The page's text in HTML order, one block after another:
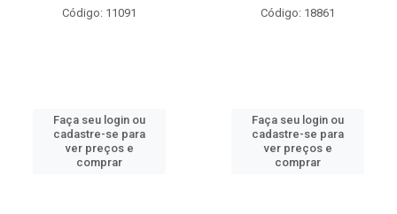
Código: 11091
Faça seu login ou
cadastre-se para
ver preços e
comprar
Código: 18861
Faça seu login ou
cadastre-se para
ver preços e
comprar